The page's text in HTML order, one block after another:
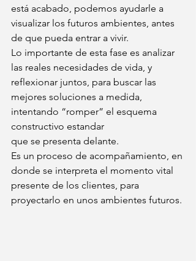
está acabado, podemos ayudarle a
visualizar los futuros ambientes, antes
de que pueda entrar a vivir.
Lo importante de esta fase es analizar
las reales necesidades de vida, y
reflexionar juntos, para buscar las
mejores soluciones a medida,
intentando “romper” el esquema
constructivo estandar
que se presenta delante.
Es un proceso de acompañamiento, en
donde se interpreta el momento vital
presente de los clientes, para
proyectarlo en unos ambientes futuros.